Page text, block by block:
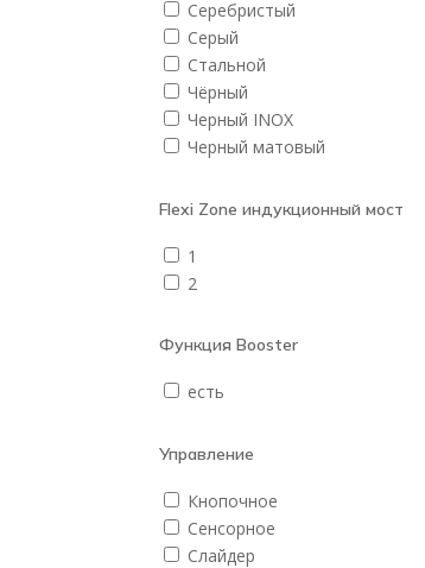
Серебристый
Серый
Стальной
Чёрный
Черный INOX
Черный матовый
Flexi Zone индукционный мост
1
2
Функция Booster
есть
Управление
Кнопочное
Сенсорное
Слайдер